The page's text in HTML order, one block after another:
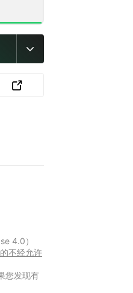


4.0）
不经允许
您发现有